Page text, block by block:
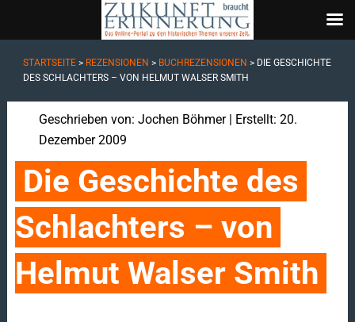
STARTSEITE> REZENSIONEN > BUCHREZENSIONEN > DIE GESCHICHTE
DES SCHLACHTERS – VON HELMUT WALSER SMITH
Geschrieben von: Jochen Böhmer| Erstellt: 20.
Dezember 2009
Die Geschichte des
Schlachters – von
Helmut Walser Smith